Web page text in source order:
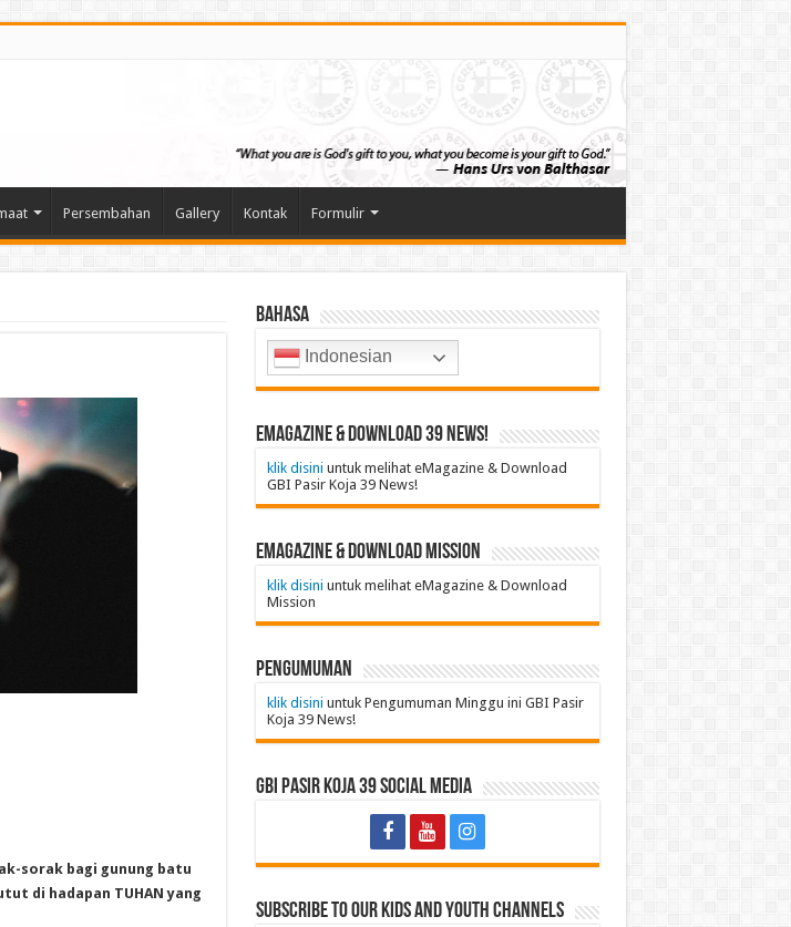
Persembahan Gallery Kontak Formulir
sorak bagi gunung batu
di hadapan TUHAN yang
Bahasa
Indonesian
emagazine & Download 39 News!
klik disini untuk melihat eMagazine & Download
GBI Pasir Koja 39 News!
emagazine & Download Mission
klik disini untuk melihat eMagazine & Download
Mission
Pengumuman
klik disini untuk Pengumuman Minggu ini GBI Pasir
Koja 39 News!
GBI Pasir Koja 39 Social Media
Subscribe to Our Kids and Youth Channels